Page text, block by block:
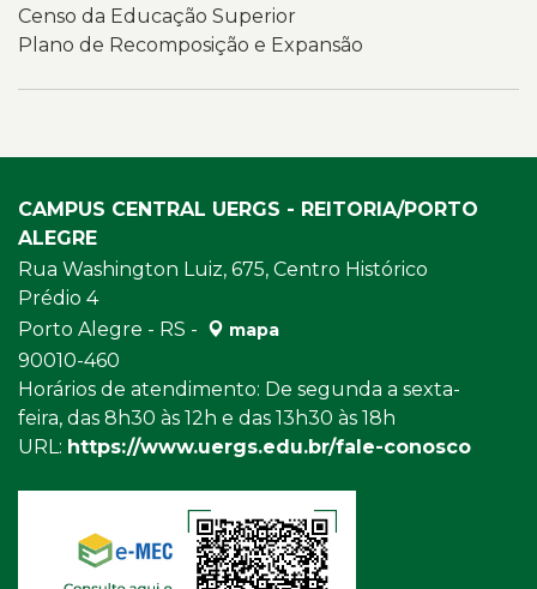
Censo da Educação Superior
Plano de Recomposição e Expansão
CAMPUS CENTRAL UERGS - REITORIA/PORTO
ALEGRE
Rua Washington Luiz, 675, Centro Histórico
Prédio 4
Porto Alegre - RS -
mapa
90010-460
Horários de atendimento: De segunda a sexta-
feira, das 8h30 às 12h e das 13h30 às 18h
URL: https://www.uergs.edu.br/fale-conosco